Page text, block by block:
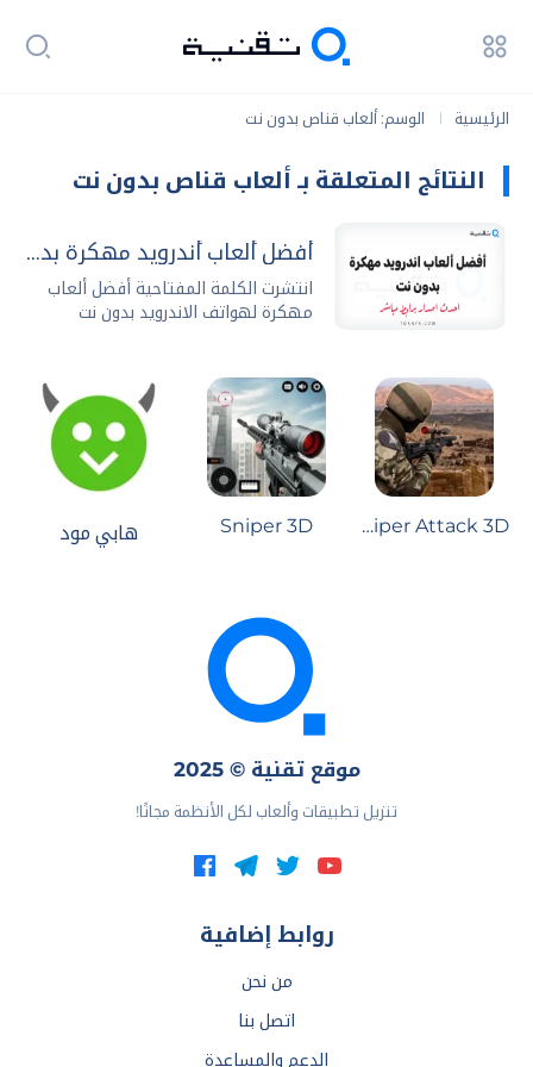
الرئيسية | الوسم: ألعاب قناص بدون نت
النتائج المتعلقة بـ ألعاب قناص بدون نت
أفضل ألعاب أندرويد مهكرة بدون نت 2026 مجاناً
انتشرت الكلمة المفتاحية أفضل ألعاب
مهكرة لهواتف الاندرويد بدون نت
Sniper Attack 3D
Sniper 3D هابي مود
موقع تقنية © 2025
تنزيل تطبيقات وألعاب لكل الأنظمة مجانًا!
روابط إضافية
من نحن
اتصل بنا
الدعم والمساعدة